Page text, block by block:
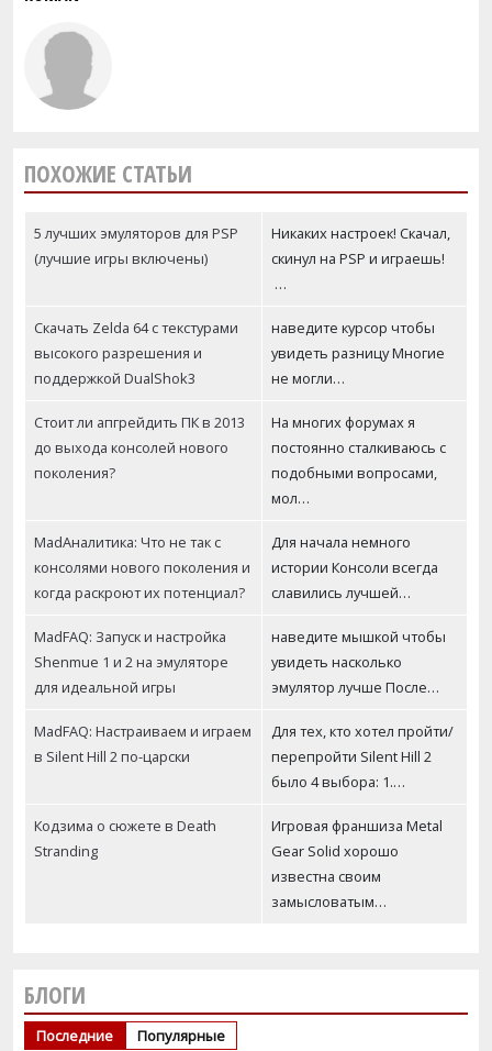
БЛОГИ
Последние Популярные
ПОХОЖИЕ СТАТЬИ
5 лучших эмуляторов для PSP
(лучшие игры включены)
Никаких настроек! Скачал,
скинул на PSP и играешь!
…
Скачать Zelda 64 с текстурами
высокого разрешения и
поддержкой DualShok3
наведите курсор чтобы
увидеть разницу Многие
не могли…
Стоит ли апгрейдить ПК в 2013
до выхода консолей нового
поколения?
На многих форумах я
постоянно сталкиваюсь с
подобными вопросами,
мол…
MadАналитика: Что не так с
консолями нового поколения и
когда раскроют их потенциал?
Для начала немного
истории Консоли всегда
славились лучшей…
MadFAQ: Запуск и настройка
Shenmue 1 и 2 на эмуляторе
для идеальной игры
наведите мышкой чтобы
увидеть насколько
эмулятор лучше После…
MadFAQ: Настраиваем и играем
в Silent Hill 2 по-царски
Для тех, кто хотел пройти/
перепройти Silent Hill 2
было 4 выбора: 1.…
Кодзима о сюжете в Death
Stranding
Игровая франшиза Metal
Gear Solid хорошо
известна своим
замысловатым…